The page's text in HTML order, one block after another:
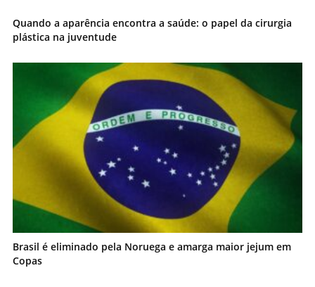
Quando a aparência encontra a saúde: o papel da cirurgia
plástica na juventude
Brasil é eliminado pela Noruega e amarga maior jejum em
Copas